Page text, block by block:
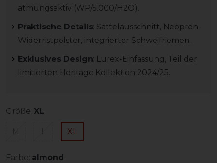
atmungsaktiv (WP/5.000/H2O).
Praktische Details: Sattelausschnitt, Neopren-
Widerristpolster, integrierter Schweifriemen.
Exklusives Design: Lurex-Einfassung, Teil der
limitierten Heritage Kollektion 2024/25.
Größe: XL
XL
Farbe: almond